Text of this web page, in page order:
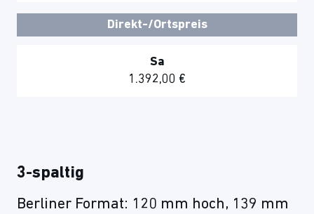
Direkt-/Ortspreis
Sa
1.392,00 €
3-spaltig
Berliner Format: 120 mm hoch, 139 mm